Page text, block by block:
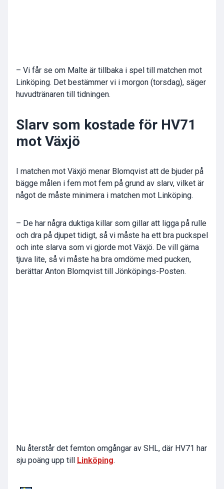
– Vi får se om Malte är tillbaka i spel till matchen mot
Linköping. Det bestämmer vi i morgon (torsdag), säger
huvudtränaren till tidningen.
Slarv som kostade för HV71
mot Växjö
I matchen mot Växjö menar Blomqvist att de bjuder på
bägge målen i fem mot fem på grund av slarv, vilket är
något de måste minimera i matchen mot Linköping.
– De har några duktiga killar som gillar att ligga på rulle
och dra på djupet tidigt, så vi måste ha ett bra puckspel
och inte slarva som vi gjorde mot Växjö. De vill gärna
tjuva lite, så vi måste ha bra omdöme med pucken,
berättar Anton Blomqvist till Jönköpings-Posten.
Nu återstår det femton omgångar av SHL, där HV71 har
sju poäng upp till
Linköping.